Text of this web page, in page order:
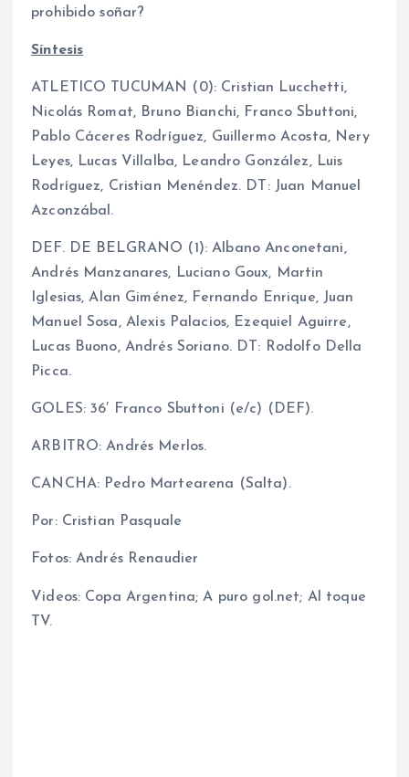
prohibido soñar?
Síntesis
ATLETICO TUCUMAN (0): Cristian Lucchetti,
Nicolás Romat, Bruno Bianchi, Franco Sbuttoni,
Pablo Cáceres Rodríguez, Guillermo Acosta, Nery
Leyes, Lucas Villalba, Leandro González, Luis
Rodríguez, Cristian Menéndez. DT: Juan Manuel
Azconzábal.
DEF. DE BELGRANO (1): Albano Anconetani,
Andrés Manzanares, Luciano Goux, Martin
Iglesias, Alan Giménez, Fernando Enrique, Juan
Manuel Sosa, Alexis Palacios, Ezequiel Aguirre,
Lucas Buono, Andrés Soriano. DT: Rodolfo Della
Picca.
GOLES: 36′ Franco Sbuttoni (e/c) (DEF).
ARBITRO: Andrés Merlos.
CANCHA: Pedro Martearena (Salta).
Por: Cristian Pasquale
Fotos: Andrés Renaudier
Videos: Copa Argentina; A puro gol.net; Al toque
TV.